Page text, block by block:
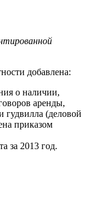
добавлена:
о наличии,
аренды,
гудвилла (деловой
приказом
за 2013 год.